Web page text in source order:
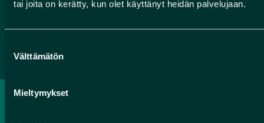
tai joita on kerätty, kun olet käyttänyt heidän palvelujaan.
valinta
Välttämätön
Mieltymykset
Facebook
Instagram
YouTube